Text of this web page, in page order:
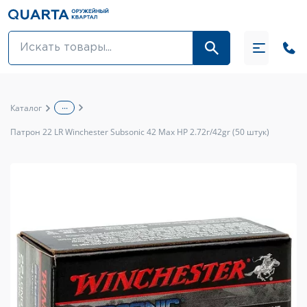
Оптовикам
Средства для ухода за оружием
Тюнинг оружия и ЗИП
Обувь
Каталог ...
Патрон 22 LR Winchester Subsonic 42 Max HP 2.72г/42gr (50 штук)